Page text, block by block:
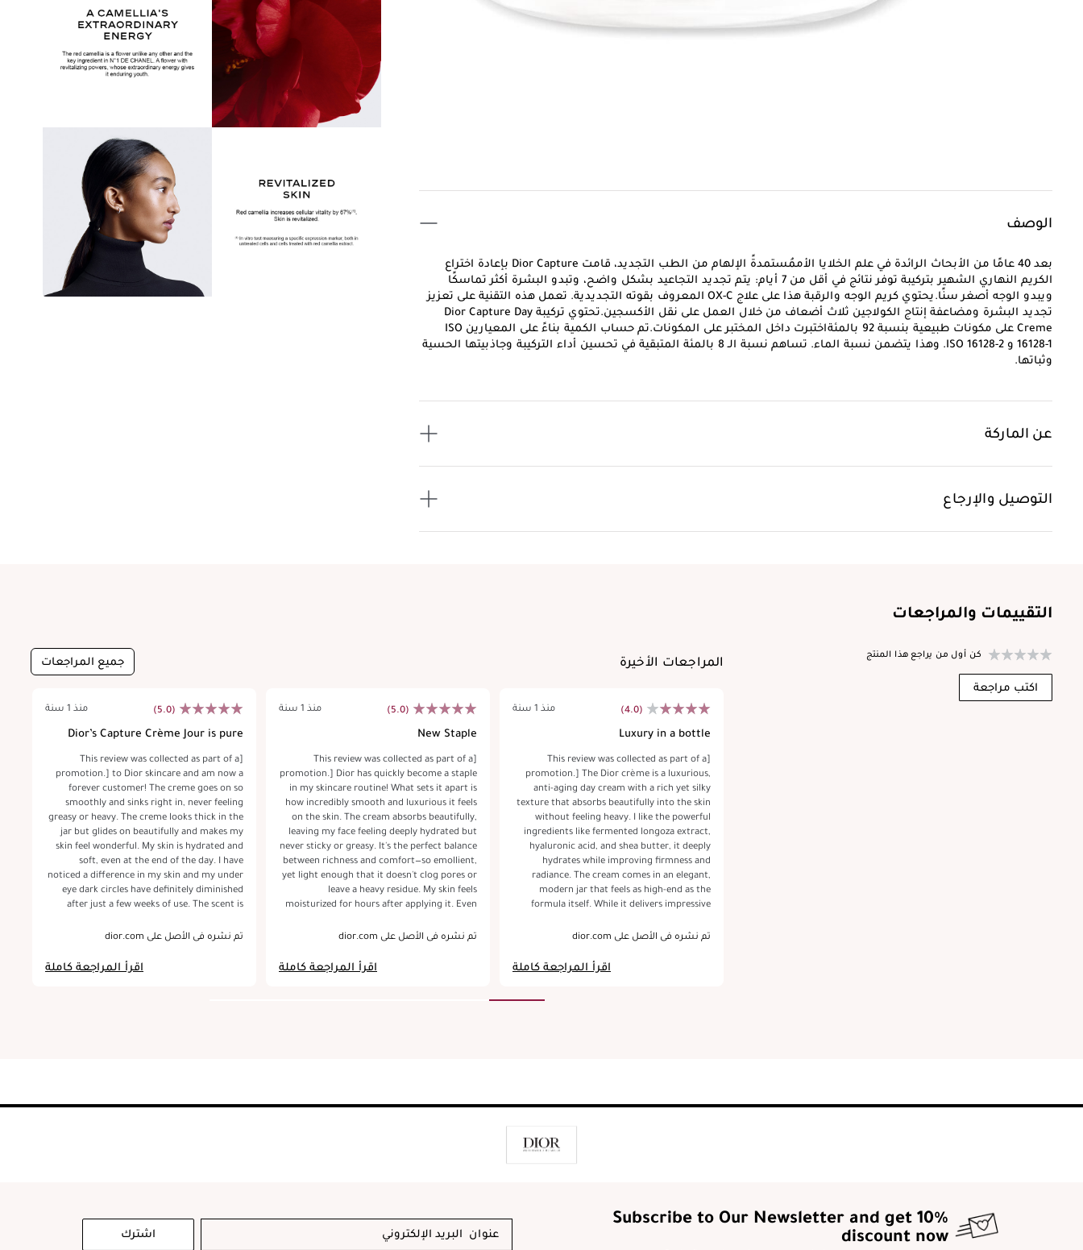
الوصف
بعد 40 عامًا من الأبحاث الرائدة في علم الخلايا الأممُستمدةً الإلهام من الطب التجديد، قامت Dior Capture بإعادة اختراع
الكريم النهاري الشهير بتركيبة توفر نتائج في أقل من 7 أيام: يتم تجديد التجاعيد بشكل واضح، وتبدو البشرة أكثر تماسكًا
ويبدو الوجه أصغر سنًا.يحتوي كريم الوجه والرقبة هذا على علاج OX-C المعروف بقوته التجديدية. تعمل هذه التقنية على تعزيز
تجديد البشرة ومضاعفة إنتاج الكولاجين ثلاث أضعاف من خلال العمل على نقل الأكسجين.تحتوي تركيبة Dior Capture Day
Creme على مكونات طبيعية بنسبة 92 بالمئةاختبرت داخل المختبر على المكونات.تم حساب الكمية بناءً على المعيارين ISO
16128-1 و ISO 16128-2. وهذا يتضمن نسبة الماء. تساهم نسبة الـ 8 بالمئة المتبقية في تحسين أداء التركيبة وجاذبيتها الحسية
وثباتها.
عن الماركة
التوصيل والإرجاع
التقييمات والمراجعات
كن أول من يراجع هذا المنتج
اكتب مراجعة
المراجعات الأخيرة جميع المراجعات
(4.0) منذ 1 سنة
Luxury in a bottle
[This review was collected as part of a
promotion.] The Dior crème is a luxurious,
anti-aging day cream with a rich yet silky
texture that absorbs beautifully into the skin
without feeling heavy. I like the powerful
ingredients like fermented longoza extract,
hyaluronic acid, and shea butter, it deeply
hydrates while improving firmness and
radiance. The cream comes in an elegant,
modern jar that feels as high-end as the
formula itself. While it delivers impressive
fragrance is quite strong and may not appeal
for those looking for a daily moisturizer that
combines deep hydration with visible skin-
تم نشره في الأصل على dior.com
اقرأ المراجعة كاملة
(5.0) منذ 1 سنة
New Staple
[This review was collected as part of a
promotion.] Dior has quickly become a staple
in my skincare routine! What sets it apart is
how incredibly smooth and luxurious it feels
on the skin. The cream absorbs beautifully,
leaving my face feeling deeply hydrated but
never sticky or greasy. It's the perfect balance
between richness and comfort—so emollient,
yet light enough that it doesn't clog pores or
leave a heavy residue. My skin feels
moisturized for hours after applying it. Even
nourished, with no dryness or tightness in
time I use it, I feel pampered.
تم نشره في الأصل على dior.com
اقرأ المراجعة كاملة
(5.0) منذ 1 سنة
Dior’s Capture Crème Jour is pure
[This review was collected as part of a
promotion.] to Dior skincare and am now a
forever customer! The creme goes on so
smoothly and sinks right in, never feeling
greasy or heavy. The creme looks thick in the
jar but glides on beautifully and makes my
skin feel wonderful. My skin is hydrated and
soft, even at the end of the day. I have
noticed a difference in my skin and my under
eye dark circles have definitely diminished
after just a few weeks of use. The scent is
packaged and made of heavy glass glass and
تم نشره في الأصل على dior.com
اقرأ المراجعة كاملة
Subscribe to Our Newsletter and get 10%
discount now اشترك